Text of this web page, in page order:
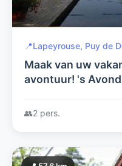
📍Lapeyrouse, Puy de
Maak van uw
avontuur! 's
naar de sterren
👥2 pers.